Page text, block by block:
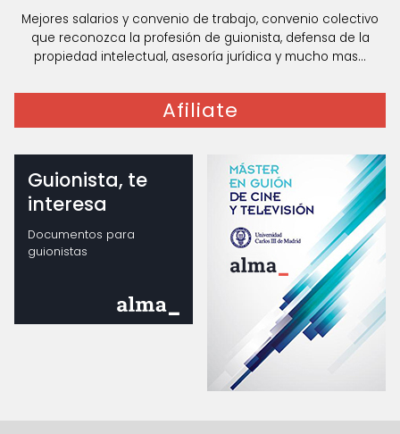
Mejores salarios y convenio de trabajo, convenio colectivo
que reconozca la profesión de guionista, defensa de la
propiedad intelectual, asesoría jurídica y mucho mas...
Afiliate
Guionista, te
interesa
Documentos para
guionistas